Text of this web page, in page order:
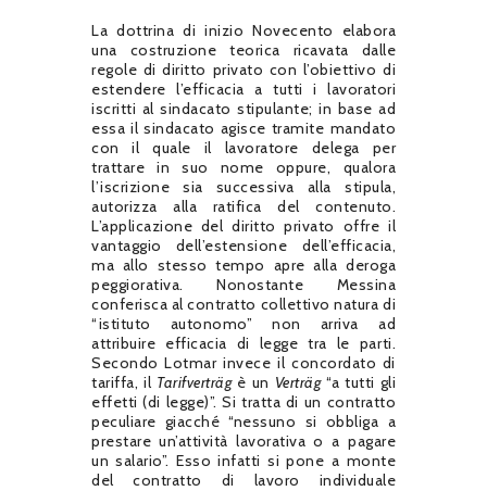
La dottrina di inizio Novecento elabora
una costruzione teorica ricavata dalle
regole di diritto privato con l’obiettivo di
estendere l’efficacia a tutti i lavoratori
iscritti al sindacato stipulante; in base ad
essa il sindacato agisce tramite mandato
con il quale il lavoratore delega per
trattare in suo nome oppure, qualora
l’iscrizione sia successiva alla stipula,
autorizza alla ratifica del contenuto.
L’applicazione del diritto privato offre il
vantaggio dell’estensione dell’efficacia,
ma allo stesso tempo apre alla deroga
peggiorativa. Nonostante Messina
conferisca al contratto collettivo natura di
“istituto autonomo” non arriva ad
attribuire efficacia di legge tra le parti.
Secondo Lotmar invece il concordato di
tariffa, il Tarifverträg è un Verträg “a tutti gli
effetti (di legge)”. Si tratta di un contratto
peculiare giacché “nessuno si obbliga a
prestare un’attività lavorativa o a pagare
un salario”. Esso infatti si pone a monte
del contratto di lavoro individuale